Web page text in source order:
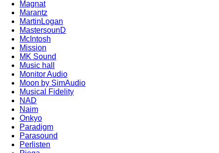
Magnat
Marantz
MartinLogan
MastersounD
McIntosh
Mission
MK Sound
Music hall
Monitor Audio
Moon by SimAudio
Musical Fidelity
NAD
Naim
Onkyo
Paradigm
Parasound
Perlisten